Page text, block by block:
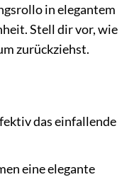
in elegantem
Stell dir vor, wie
zurückziehst.
das einfallende
eine elegante